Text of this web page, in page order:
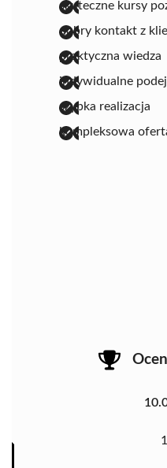
skuteczne kursy
dobry kontakt z
praktyczna wiedza
indywidualne
szybka realizacja
kompleksowa